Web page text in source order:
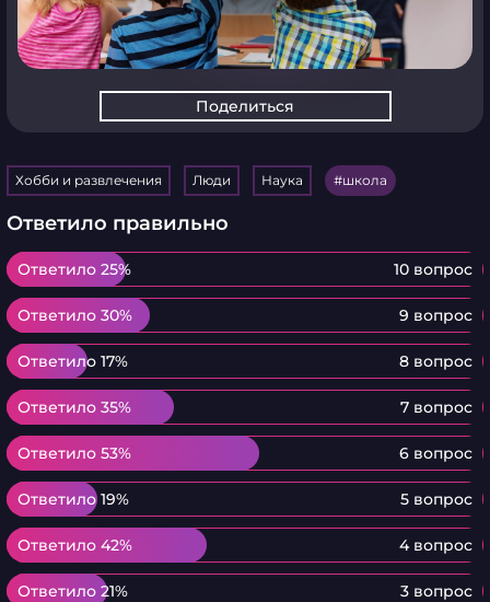
Поделиться
Хобби и развлечения Люди Наука школа
Ответило правильно
Ответило 25% 10 вопрос
Ответило 25%
Ответило 30% 9 вопрос
Ответило 30%
Ответило 17% 8 вопрос
Ответило 17%
Ответило 35% 7 вопрос
Ответило 35%
Ответило 53% 6 вопрос
Ответило 53%
Ответило 19% 5 вопрос
Ответило 19%
Ответило 42% 4 вопрос
Ответило 42%
Ответило 21% 3 вопрос
Ответило 21%